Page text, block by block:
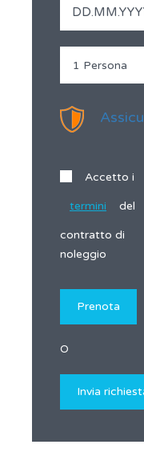
1 Persona
Accetto i
termini del
contratto di
noleggio
O